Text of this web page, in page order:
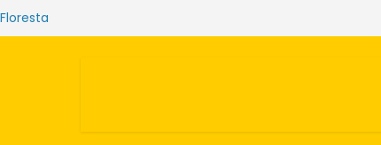
sostienen los mercados de Quito